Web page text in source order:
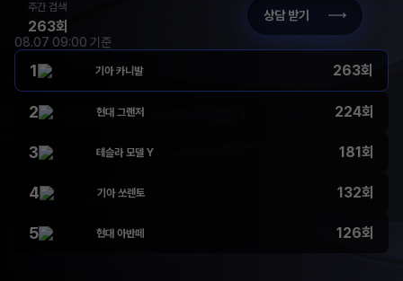
주간 검색
263회
상담 받기
08.07 09:00 기준
1 기아 카니발 263회
2 현대 그랜저 224회
3 테슬라 모델 Y 181회
4 기아 쏘렌토 132회
5 현대 아반떼 126회